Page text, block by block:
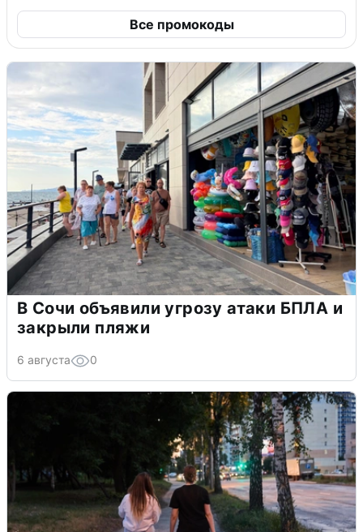
Все промокоды
В Сочи объявили угрозу атаки БПЛА и
закрыли пляжи
6 августа 0